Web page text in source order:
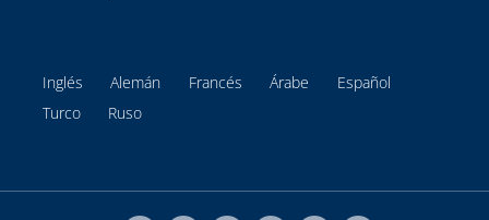
Inglés Alemán Francés Árabe
Español
Turco
Ruso